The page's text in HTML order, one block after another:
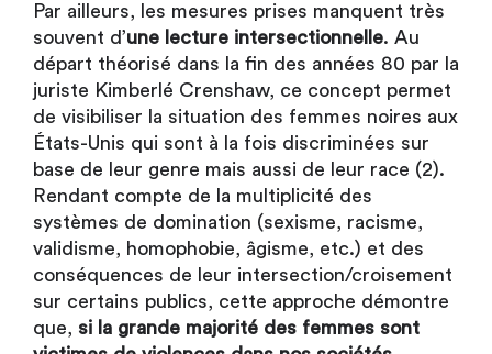
Par ailleurs, les mesures prises manquent très
souvent d’une lecture intersectionnelle. Au
départ théorisé dans la fin des années 80 par la
juriste Kimberlé Crenshaw, ce concept permet
de visibiliser la situation des femmes noires aux
États-Unis qui sont à la fois discriminées sur
base de leur genre mais aussi de leur race (2).
Rendant compte de la multiplicité des
systèmes de domination (sexisme, racisme,
validisme, homophobie, âgisme, etc.) et des
conséquences de leur intersection/croisement
sur certains publics, cette approche démontre
que, si la grande majorité des femmes sont